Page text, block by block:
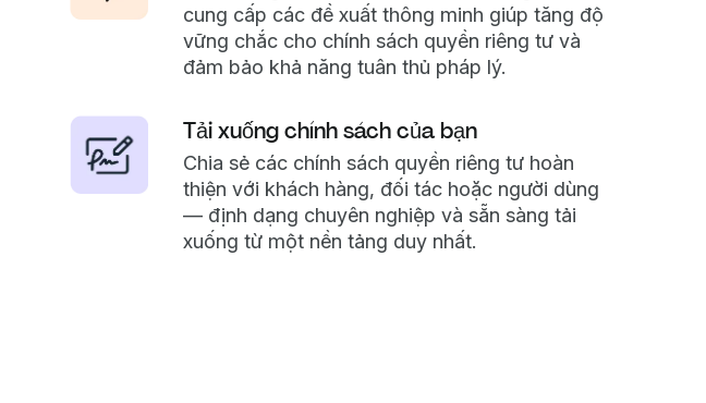
cung cấp các đề xuất thông minh giúp tăng độ
vững chắc cho chính sách quyền riêng tư và
đảm bảo khả năng tuân thủ pháp lý.
Tải xuống chính sách của bạn
Chia sẻ các chính sách quyền riêng tư hoàn
thiện với khách hàng, đối tác hoặc người dùng
— định dạng chuyên nghiệp và sẵn sàng tải
xuống từ một nền tảng duy nhất.